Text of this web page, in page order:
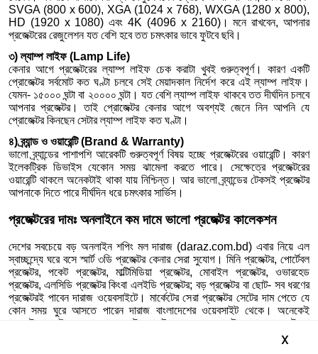
x
SVGA (800 x 600), XGA (1024 x 768), WXGA (1280 x 800),
HD (1920 x 1080) এবং 4K (4096 x 2160)। মনে রাখবেন, আপনার
প্রজেক্টরের রেজুলেশন যত বেশি হবে তত চমৎকার ভাবে ফুটবে ছবি।
৩) ল্যাম্প লাইফ (Lamp Life)
কেনার আগে প্রজেক্টরের ল্যাম্প লাইফ চেক করাটা খুবই গুরুত্বপূর্ণ। কারণ একটি
প্রোজেক্টর সর্বমোট কত ঘণ্টা চলবে সেই মেয়াদকাল নির্দেশ করে এই ল্যাম্প লাইফ।
যেমন- ১৫০০০ ঘন্টা বা ২০০০০ ঘন্টা। যত বেশি ল্যাম্প লাইফ থাকবে তত দীর্ঘদিন চলবে
আপনার প্রজেক্টর। তাই প্রোজেক্টর কেনার আগে অবশ্যই জেনে নিন আপনি যে
প্রোজেক্টর কিনছেন সেটার ল্যাম্প লাইফ কত ঘণ্টা।
৪) ব্র্যান্ড ও ওয়ারেন্টি (Brand & Warranty)
ভালো ব্র্যান্ডের পাশাপশি আরেকটি গুরুত্বপূর্ণ বিষয় হচ্ছে প্রজেক্টরের ওয়ারেন্টি। কারণ
ইলেকট্রিক ডিভাইস যেকোন সময় ঝামেলা করতে পারে। সেক্ষেত্রে প্রজেক্টরের
ওয়ারেন্টি থাকলে অনেকটাই থাকা যায় নিশ্চিন্ত। আর ভালো ব্র্যান্ডের টেকসই প্রজেক্টর
আপনাকে দিতে পারে দীর্ঘদিন ধরে চমৎকার সার্ভিস।
প্রজেক্টরের দামঃ অনলাইনে কম দামে ভালো প্রজেক্টর কালেকশন
দেশের সবচেয়ে বড় অনলাইন শপিং মল দারাজ (daraz.com.bd) এবার নিয়ে এল
স্বাচ্ছন্দ্যে ঘরে বসে স্মার্ট ৩ডি প্রজেক্টর কেনার সেরা সুযোগ। মিনি প্রজেক্টর, পোর্টেবল
প্রজেক্টর, পকেট প্রজেক্টর, মাল্টিমিডিয়া প্রজেক্টর, মোবাইল প্রজেক্টর, ওভারহেড
প্রজেক্টর, এলসিডি প্রজেক্টর কিংবা এলইডি প্রজেক্টর; বড় প্রজেক্টর বা ছোট- সব ধরণের
প্রজেক্টরই পাবেন দারাজ ওয়েবসাইটে। মার্কেটের সেরা প্রজেক্টর সেটের দাম পেতে যে
কোন সময় ঘুরে আসতে পারেন দারাজ বাংলাদেশের ওয়েবসাইট থেকে। অনেকেই
প্রজেক্টর
মোবাইল এর দাম
বা প্রজেক্টর মোবাইল দাম জেনে মোবাইল ফোনে প্রজেক্টর বা
স্মার্ট ফোন প্রজেক্টর ব্যবহার করতে চান। কিন্তু ডিজিটাল প্রজেক্টর এর দাম কিছুটা বেশি